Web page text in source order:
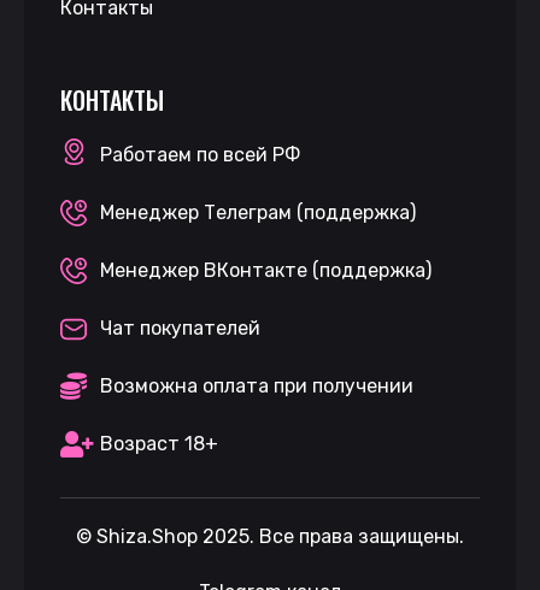
Контакты
КОНТАКТЫ
Работаем по всей РФ
Менеджер Телеграм (поддержка)
Менеджер ВКонтакте (поддержка)
Чат покупателей
Возможна оплата при получении
Возраст 18+
© Shiza.Shop 2025. Все права защищены.